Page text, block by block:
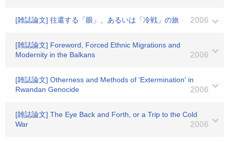
[雑誌論文] 往還する「眼」、あるいは「冷戦」の旅 2006
[雑誌論文] Foreword, Forced Ethnic Migrations and
Modernity in the Balkans
2006
[雑誌論文] Otherness and Methods of 'Extermination' in
Rwandan Genocide
2006
[雑誌論文] The Eye Back and Forth, or a Trip to the Cold
War
2006